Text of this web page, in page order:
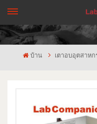
บ้าน เตาอบอุตสาหก